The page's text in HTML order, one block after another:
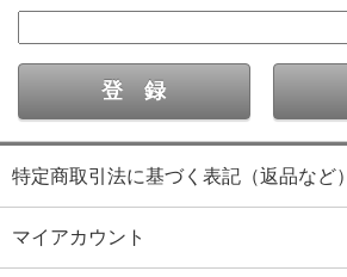
特定商取引法に基づく表記（返品など）
マイアカウント